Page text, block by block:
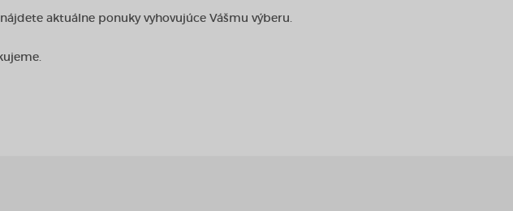
nájdete aktuálne ponuky vyhovujúce Vášmu výberu.